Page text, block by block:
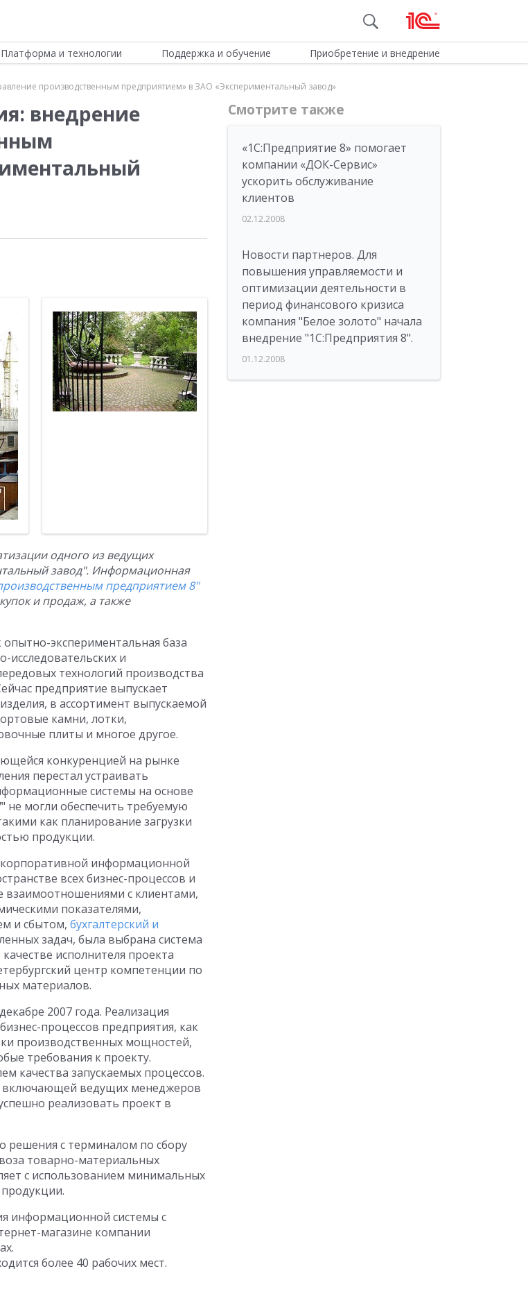
Платформа и технологии Поддержка и обучение Приобретение и внедрение
производственным предприятием» в ЗАО «Экспериментальный завод»
внедрение
одного из ведущих
завод". Информационная
предприятием 8"
и продаж, а также
экспериментальная база
исследовательских и
технологий производства
предприятие выпускает
в ассортимент выпускаемой
камни, лотки,
плиты и многое другое.
конкуренцией на рынке
перестал устраивать
системы на основе
не могли обеспечить требуемую
как планирование загрузки
продукции.
информационной
всех бизнес-процессов и
взаимоотношениями с клиентами,
показателями,
и сбытом, бухгалтерский и
задач, была выбрана система
исполнителя проекта
центр компетенции по
материалов.
2007 года. Реализация
процессов предприятия, как
производственных мощностей,
требования к проекту.
качества запускаемых процессов.
включающей ведущих менеджеров
реализовать проект в
решения с терминалом по сбору
товарно-материальных
с использованием минимальных
информационной системы с
магазине компании
более 40 рабочих мест.
Смотрите также
«1С:Предприятие 8» помогает
компании «ДОК-Сервис»
ускорить обслуживание
клиентов
02.12.2008
Новости партнеров. Для
повышения управляемости и
оптимизации деятельности в
период финансового кризиса
компания "Белое золото" начала
внедрение "1С:Предприятия 8".
01.12.2008